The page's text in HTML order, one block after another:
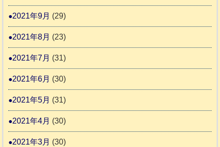
2021年9月 (29)
2021年8月 (23)
2021年7月 (31)
2021年6月 (30)
2021年5月 (31)
2021年4月 (30)
2021年3月 (30)